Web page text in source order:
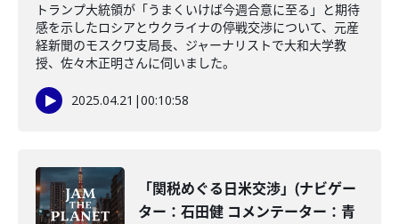
トランプ大統領が「うまくいけば今週合意に至る」と期待
感を示したロシアとウクライナの停戦交渉について、元産
経新聞のモスクワ支局長、ジャーナリストで大和大学教
授、佐々木正明さんに伺いました。
2025.04.21 |00:10:58
「関税めぐる日米交渉」(ナビゲー
ター：石田健 コメンテーター：青